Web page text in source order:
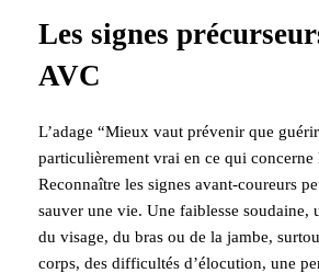
Les signes
AVC
L’adage “Mieux vaut prévenir que
particulièrement vrai en ce qui concerne
Reconnaître les signes avant-coureurs
sauver une vie. Une faiblesse soudaine,
du visage, du bras ou de la jambe,
corps, des difficultés d’élocution, une